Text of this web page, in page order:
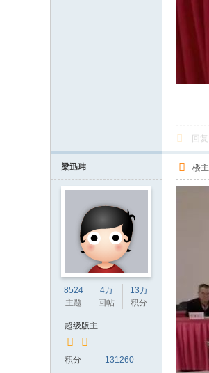
回复
梁迅玮
8524
主题
4万
回帖
13万
积分
超级版主
积分 131260
楼主